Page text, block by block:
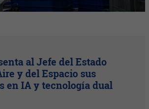
al Jefe del Estado
y del Espacio sus
en IA y tecnología dual